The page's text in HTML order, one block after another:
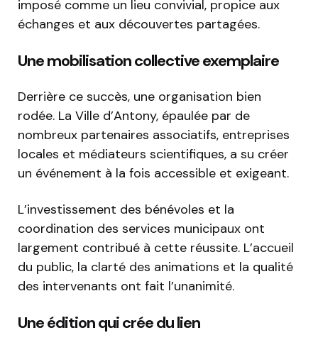
imposé comme un lieu convivial, propice aux
échanges et aux découvertes partagées.
Une mobilisation collective exemplaire
Derrière ce succès, une organisation bien
rodée. La Ville d’Antony, épaulée par de
nombreux partenaires associatifs, entreprises
locales et médiateurs scientifiques, a su créer
un événement à la fois accessible et exigeant.
L’investissement des bénévoles et la
coordination des services municipaux ont
largement contribué à cette réussite. L’accueil
du public, la clarté des animations et la qualité
des intervenants ont fait l’unanimité.
Une édition qui crée du lien